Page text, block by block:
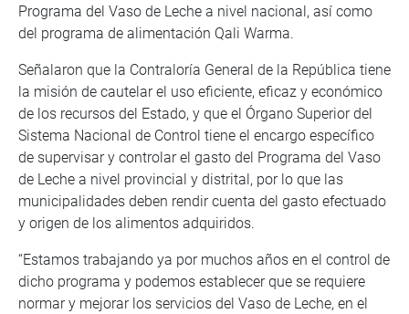
Programa del Vaso de Leche a nivel nacional, así como
del programa de alimentación Qali Warma.
Señalaron que la Contraloría General de la República tiene
la misión de cautelar el uso eficiente, eficaz y económico
de los recursos del Estado, y que el Órgano Superior del
Sistema Nacional de Control tiene el encargo específico
de supervisar y controlar el gasto del Programa del Vaso
de Leche a nivel provincial y distrital, por lo que las
municipalidades deben rendir cuenta del gasto efectuado
y origen de los alimentos adquiridos.
“Estamos trabajando ya por muchos años en el control de
dicho programa y podemos establecer que se requiere
normar y mejorar los servicios del Vaso de Leche, en el